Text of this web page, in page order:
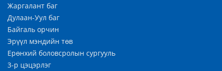
Жаргалант баг
Дулаан-Уул баг
Байгаль орчин
Эрүүл мэндийн төв
Ерөнхий боловсролын сургууль
3-р цэцэрлэг